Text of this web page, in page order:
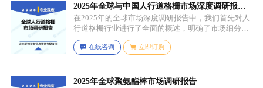
可改善涂料的性能，如提高附着力、耐候性、耐腐蚀
性等。
2025年全球与中国人行道格栅市场深度调研报
告：行业趋势与投资前景分析
在2025年的全球市场深度调研报告中，我们首先对人
行道格栅行业进行了全面的概述，明确了市场细分与
应用场景。通过对细分产品的定义与特点进行深入分
析，我们揭示了关键应用场景及其客群洞察。
在线咨询 立即订购
2025年全球聚氨酯棒市场调研报告